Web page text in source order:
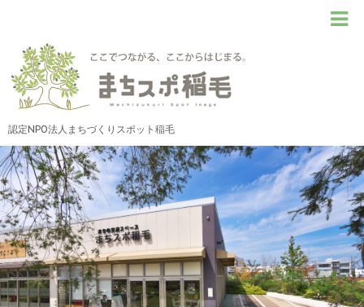
認定NPO法人まちづくりスポット稲毛